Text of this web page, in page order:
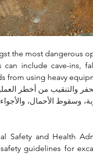
the most dangerous
include cave-ins,
from using heavy
والتنقيب من أخطر
وسقوط الأحمال،
Safety and Health
guidelines for